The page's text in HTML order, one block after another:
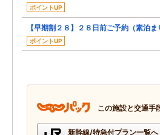
ポイントUP
【早期割２８】２８日前ご予約（素泊ま
ポイントUP
この施設と交通手
新幹線/特急付プラン一覧へ